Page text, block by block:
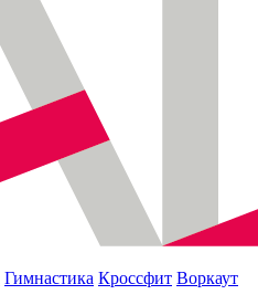
Гимнастика Кроссфит Воркаут